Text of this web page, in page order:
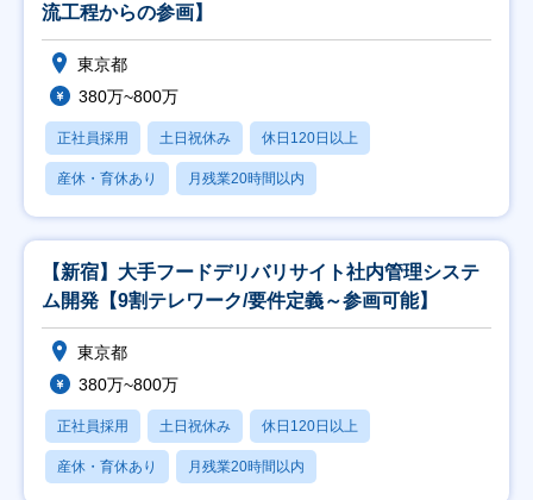
流工程からの参画】
東京都
380万~800万
正社員採用 土日祝休み 休日120日以上
産休・育休あり 月残業20時間以内
【新宿】大手フードデリバリサイト社内管理システ
ム開発【9割テレワーク/要件定義～参画可能】
東京都
380万~800万
正社員採用 土日祝休み 休日120日以上
産休・育休あり 月残業20時間以内